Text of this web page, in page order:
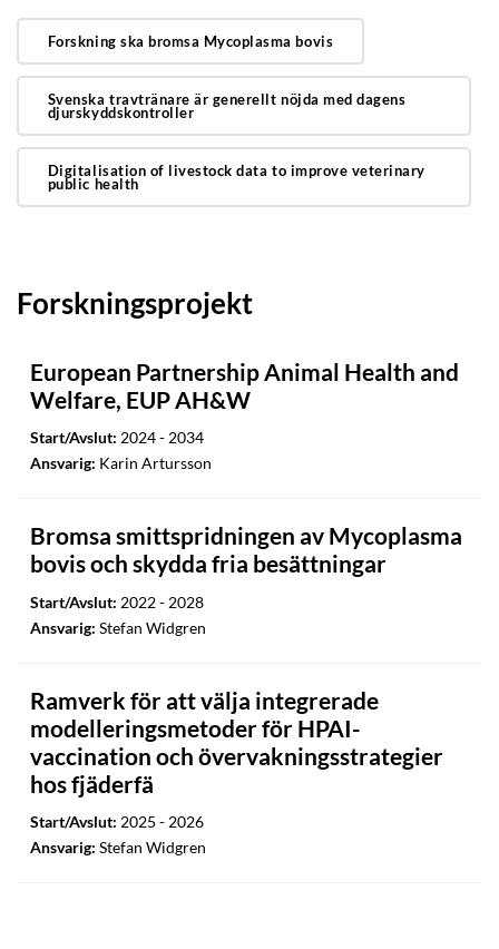
Forskning ska bromsa Mycoplasma bovis
Svenska travtränare är generellt nöjda med dagens
djurskyddskontroller
Digitalisation of livestock data to improve veterinary
public health
Forskningsprojekt
European Partnership Animal Health and
Welfare, EUP AH&W
Start/Avslut: 2024 - 2034
Ansvarig: Karin Artursson
Bromsa smittspridningen av Mycoplasma
bovis och skydda fria besättningar
Start/Avslut: 2022 - 2028
Ansvarig: Stefan Widgren
Ramverk för att välja integrerade
modelleringsmetoder för HPAI-
vaccination och övervakningsstrategier
hos fjäderfä
Start/Avslut: 2025 - 2026
Ansvarig: Stefan Widgren